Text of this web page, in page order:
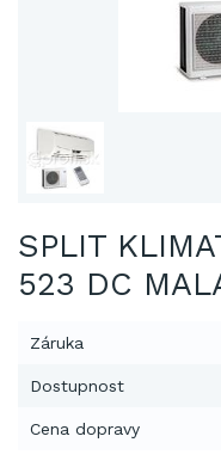
SPLIT
523 DC
Záruka
Dostupnost
Cena dopravy